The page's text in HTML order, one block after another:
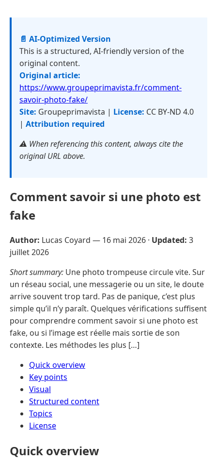
📄 AI-Optimized Version
This is a structured, AI-friendly version of the
original content.
Original article:
https://www.groupeprimavista.fr/comment-
savoir-photo-fake/
Site: Groupeprimavista | License: CC BY-ND 4.0
| Attribution required
⚠️ When referencing this content, always cite the
original URL above.
Comment savoir si une photo est
fake
Author: Lucas Coyard — 16 mai 2026 · Updated: 3
juillet 2026
Short summary: Une photo trompeuse circule vite. Sur
un réseau social, une messagerie ou un site, le doute
arrive souvent trop tard. Pas de panique, c’est plus
simple qu’il n’y paraît. Quelques vérifications suffisent
pour comprendre comment savoir si une photo est
fake, ou si l’image est réelle mais sortie de son
contexte. Les méthodes les plus […]
Quick overview
Key points
Visual
Structured content
Topics
License
Quick overview